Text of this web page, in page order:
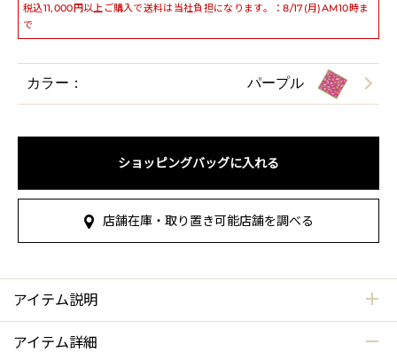
税込11,000円以上ご購入で送料は当社負担になります。：8/17(月)AM10時ま
で
カラー： パープル
ショッピングバッグに入れる
店舗在庫・取り置き可能店舗を調べる
アイテム説明
アイテム詳細